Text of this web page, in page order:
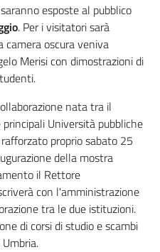
esposte al pubblico
. Per i visitatori sarà
camera oscura veniva
Merisi con dimostrazioni di
nata tra il
Università pubbliche
proprio sabato 25
della mostra
il Rettore
con l'amministrazione
tra le due istituzioni.
di corsi di studio e scambi